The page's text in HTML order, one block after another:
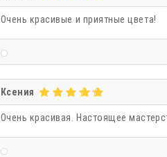
Очень красивые и приятные цвета!
Ксения
Очень красивая. Настоящее